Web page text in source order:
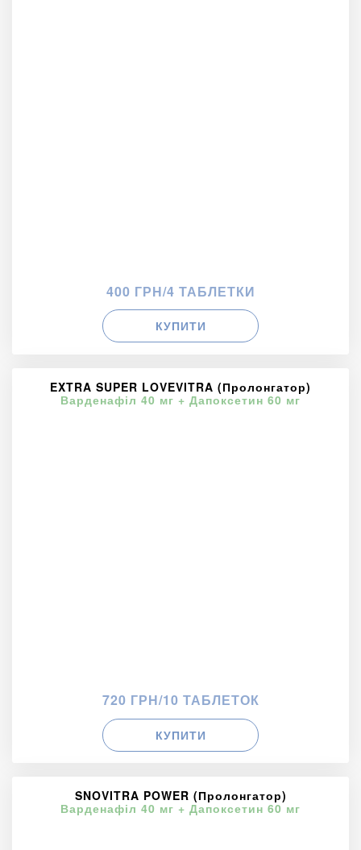
400 ГРН/4 ТАБЛЕТКИ
КУПИТИ
EXTRA SUPER LOVEVITRA (Пролонгатор)
Варденафіл 40 мг + Дапоксетин 60 мг
720 ГРН/10 ТАБЛЕТОК
КУПИТИ
SNOVITRA POWER (Пролонгатор)
Варденафіл 40 мг + Дапоксетин 60 мг